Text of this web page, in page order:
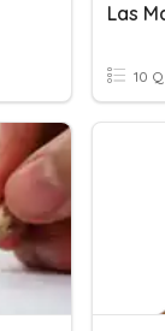
Las
10 Q